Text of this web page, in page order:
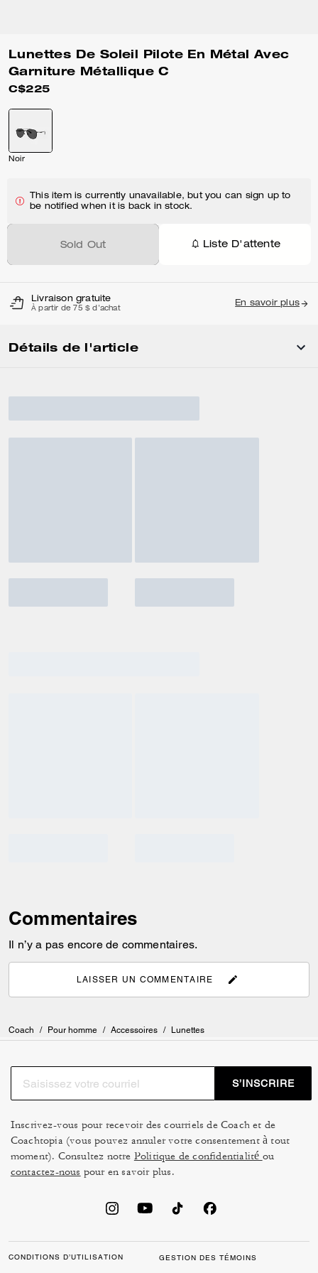
Lunettes De Soleil Pilote En Métal Avec
Garniture Métallique C
C$225
Noir
This item is currently unavailable, but you can sign up to
be notified when it is back in stock.
Sold Out Liste D'attente
Livraison gratuite
À partir de 75 $ d'achat
En savoir plus
Détails de l'article
Commentaires
Il n’y a pas encore de commentaires.
LAISSER UN COMMENTAIRE
Coach / Pour homme / Accessoires / Lunettes
S’INSCRIRE
Inscrivez-vous pour recevoir des courriels de Coach et de
Coachtopia (vous pouvez annuler votre consentement à tout
moment). Consultez notre Politique de confidentialité ou
contactez-nous pour en savoir plus.
CONDITIONS D’UTILISATION GESTION DES TÉMOINS